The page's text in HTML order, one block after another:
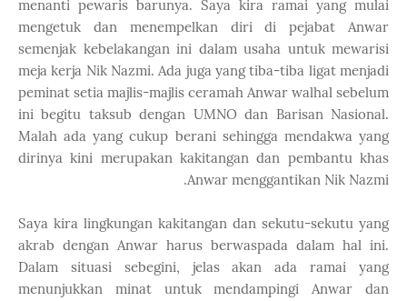
menanti pewaris barunya. Saya kira ramai yang mulai
mengetuk dan menempelkan diri di pejabat Anwar
semenjak kebelakangan ini dalam usaha untuk mewarisi
meja kerja Nik Nazmi. Ada juga yang tiba-tiba ligat menjadi
peminat setia majlis-majlis ceramah Anwar walhal sebelum
ini begitu taksub dengan UMNO dan Barisan Nasional.
Malah ada yang cukup berani sehingga mendakwa yang
dirinya kini merupakan kakitangan dan pembantu khas
Anwar menggantikan Nik Nazmi.
Saya kira lingkungan kakitangan dan sekutu-sekutu yang
akrab dengan Anwar harus berwaspada dalam hal ini.
Dalam situasi sebegini, jelas akan ada ramai yang
menunjukkan minat untuk mendampingi Anwar dan